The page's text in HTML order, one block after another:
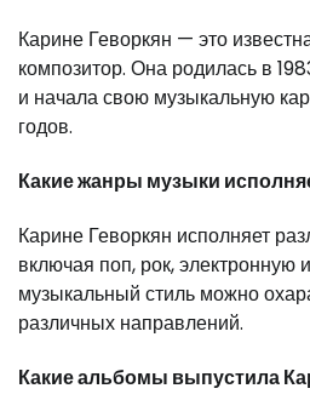
Карине Геворкян — это
композитор. Она родилась в
и начала свою музыкальную
годов.
Какие жанры музыки
Карине Геворкян исполняет
включая поп, рок,
музыкальный стиль можно
различных направлений.
Какие альбомы выпустила